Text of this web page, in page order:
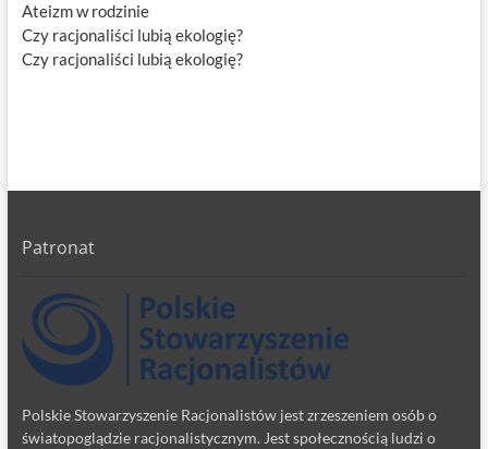
Ateizm w rodzinie
Czy racjonaliści lubią ekologię?
Czy racjonaliści lubią ekologię?
Patronat
Polskie Stowarzyszenie Racjonalistów jest zrzeszeniem osób o
światopoglądzie racjonalistycznym. Jest społecznością ludzi o